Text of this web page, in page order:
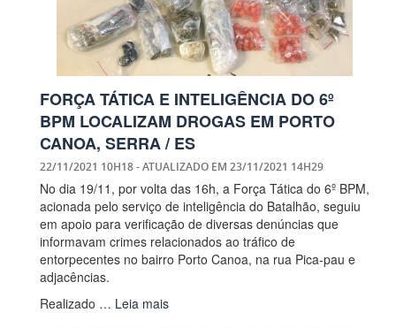
FORÇA TÁTICA E INTELIGÊNCIA DO 6º
BPM LOCALIZAM DROGAS EM PORTO
CANOA, SERRA / ES
22/11/2021 10H18- ATUALIZADO EM 23/11/2021 14H29
No dia 19/11, por volta das 16h, a Força Tática do 6º BPM,
acionada pelo serviço de inteligência do Batalhão, seguiu
em apoio para verificação de diversas denúncias que
informavam crimes relacionados ao tráfico de
entorpecentes no bairro Porto Canoa, na rua Pica-pau e
adjacências.
Realizado … Leia mais